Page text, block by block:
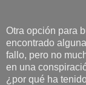
Otra opción para
encontrado
fallo, pero no
en una
¿por qué ha